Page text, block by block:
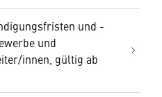
und -
und
innen, gültig ab